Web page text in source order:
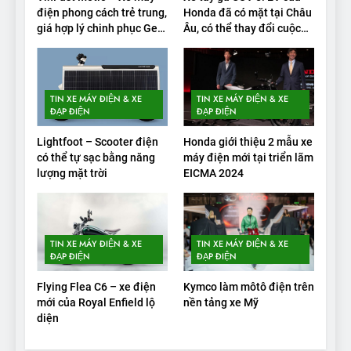
2
Test quãng đường thực tế
của VinFast VF3: Vượt công
bố từ nhà sản xuất
THỬ NGHIỆM PHẠM VI PIN
Thử nghiệm phạm vi thực tế
của Tesla Model 3 LR 2024
THỬ NGHIỆM PHẠM VI PIN
4
VinFast VF 8 chạy cao tốc
được bao xa, mỗi kW điện đi
được bao nhiêu km?
THỬ NGHIỆM PHẠM VI PIN
điện phong cách trẻ trung,
giá hợp lý chinh phục Gen
Honda đã có mặt tại Châu
Âu, có thể thay đổi cuộc
TIN XE MÁY ĐIỆN & XE
ĐẠP ĐIỆN
Lightfoot – Scooter điện
có thể tự sạc bằng năng
lượng mặt trời
TIN XE MÁY ĐIỆN & XE
ĐẠP ĐIỆN
Honda giới thiệu 2 mẫu xe
máy điện mới tại triển lãm
EICMA 2024
TIN XE MÁY ĐIỆN & XE
ĐẠP ĐIỆN
Flying Flea C6 – xe điện
mới của Royal Enfield lộ
diện
TIN XE MÁY ĐIỆN & XE
ĐẠP ĐIỆN
Kymco làm môtô điện trên
nền tảng xe Mỹ